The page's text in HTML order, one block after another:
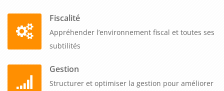
Fiscalité
Appréhender l’environnement fiscal et toutes ses
subtilités
Gestion
Structurer et optimiser la gestion pour améliorer